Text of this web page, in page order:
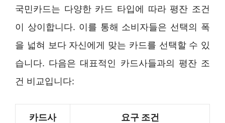
국민카드는 다양한 카드 타입에 따라 평잔 조건
이 상이합니다. 이를 통해 소비자들은 선택의 폭
을 넓혀 보다 자신에게 맞는 카드를 선택할 수 있
습니다. 다음은 대표적인 카드사들과의 평잔 조
건 비교입니다:
카드사 요구 조건